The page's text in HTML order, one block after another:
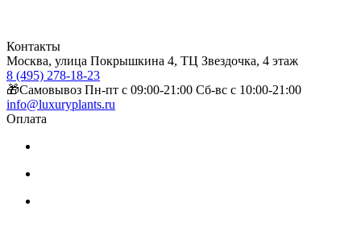
Контакты
Москва, улица Покрышкина 4, ТЦ Звездочка, 4 этаж
8 (495) 278-18-23
🎁Самовывоз Пн-пт с 09:00-21:00 Сб-вс с 10:00-21:00
info@luxuryplants.ru
Оплата